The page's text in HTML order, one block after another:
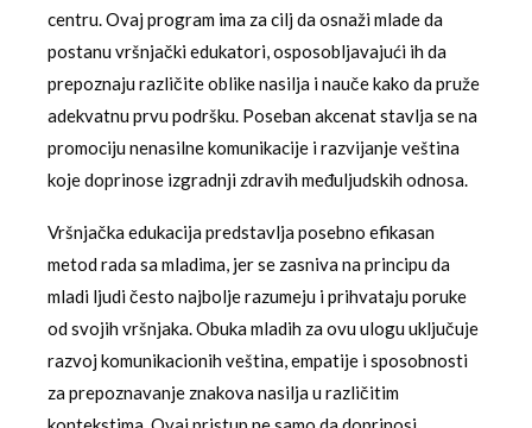
centru. Ovaj program ima za cilj da osnaži mlade da
postanu vršnjački edukatori, osposobljavajući ih da
prepoznaju različite oblike nasilja i nauče kako da pruže
adekvatnu prvu podršku. Poseban akcenat stavlja se na
promociju nenasilne komunikacije i razvijanje veština
koje doprinose izgradnji zdravih međuljudskih odnosa.
Vršnjačka edukacija predstavlja posebno efikasan
metod rada sa mladima, jer se zasniva na principu da
mladi ljudi često najbolje razumeju i prihvataju poruke
od svojih vršnjaka. Obuka mladih za ovu ulogu uključuje
razvoj komunikacionih veština, empatije i sposobnosti
za prepoznavanje znakova nasilja u različitim